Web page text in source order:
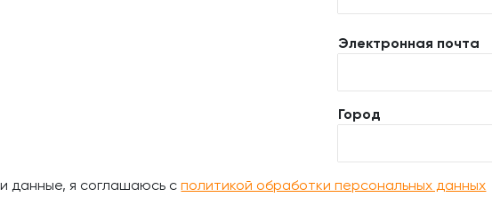
Электронная почта
Город
данные, я соглашаюсь сполитикой обработки персональных данных